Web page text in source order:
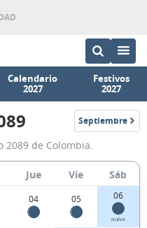
Calendario
2027
Festivos
2027
Septiembre
2089
2089 de Colombia.
Jue Vie Sáb
04 05 06
NUEVA